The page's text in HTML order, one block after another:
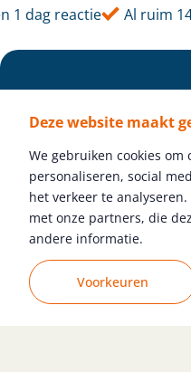
Deze website maakt
We gebruiken cookies
personaliseren, social
het verkeer te
met onze partners, die
andere informatie.
Voorkeuren
dag reactie Al ruim